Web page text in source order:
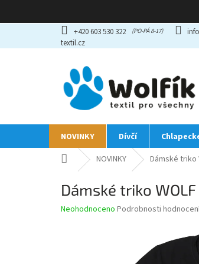
obsah
+420 603 530 322
textil.cz
NOVINKY Dívčí
Domů NOVINKY Dámské triko
Dámské triko
Průměrné
Neohodnoceno Podrobnosti